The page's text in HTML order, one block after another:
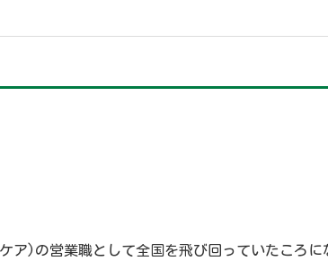
ア)の営業職として全国を飛び回っていたころに